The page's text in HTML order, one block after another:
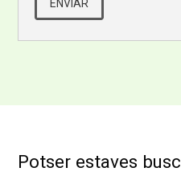
Potser estaves